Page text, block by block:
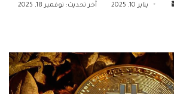
أرسل
يناير 10, 2025 آخر تحديث: نوفمبر 18, 2025